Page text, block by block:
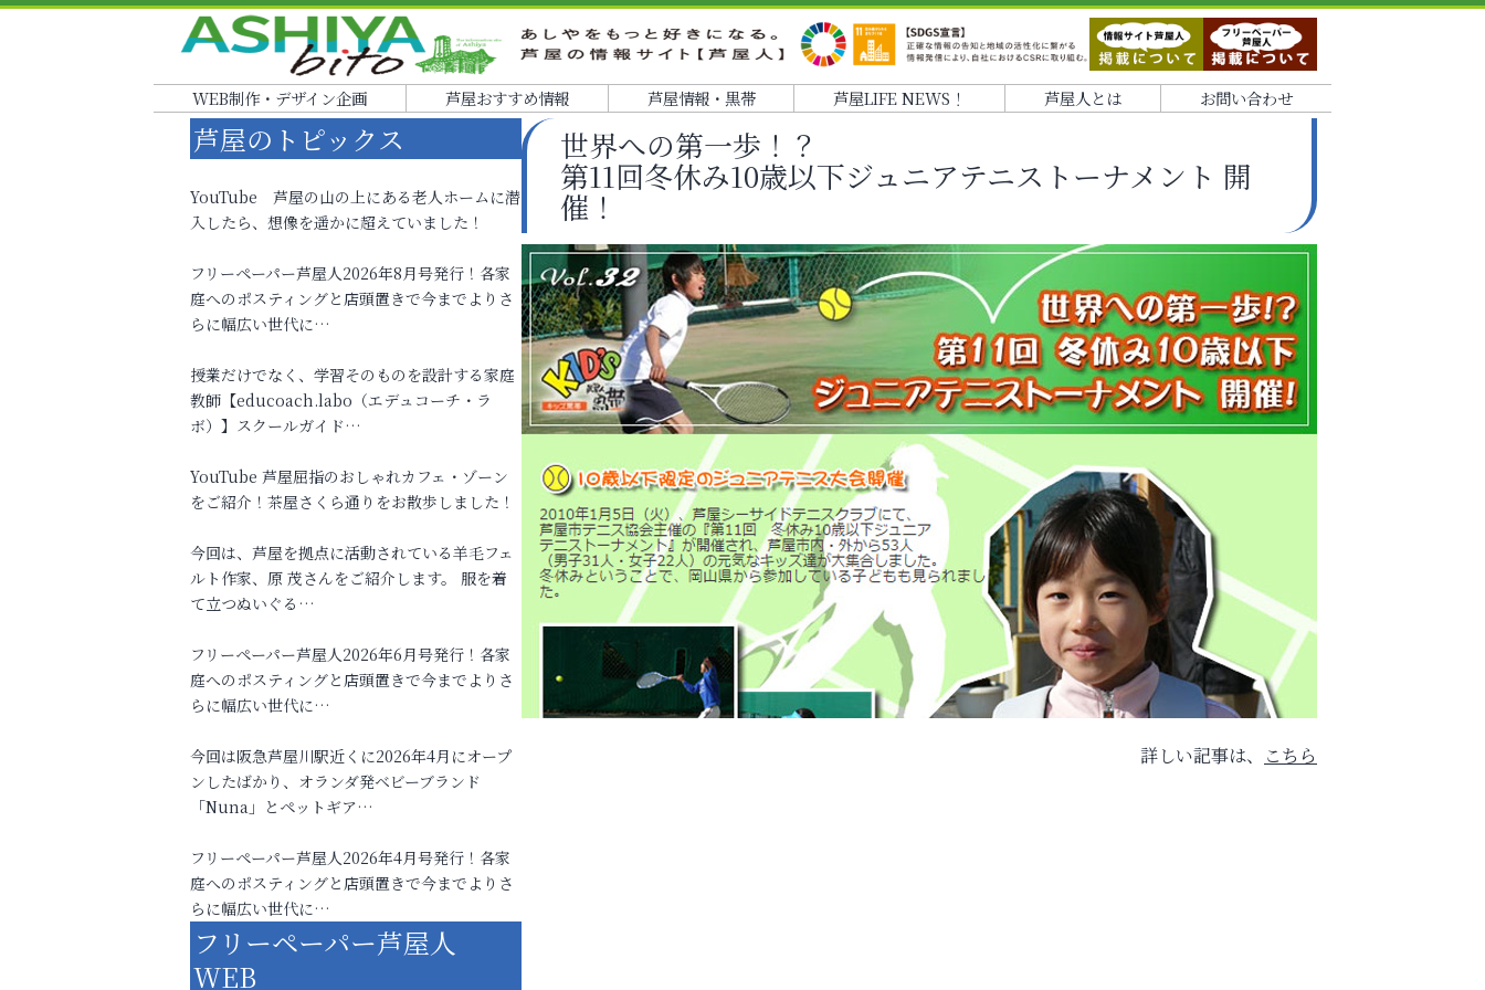
WEB制作・デザイン企画 芦屋おすすめ情報 芦屋情報・黒帯 芦屋LIFE NEWS！ 芦屋人とは お問い合わせ
世界への第一歩！？
第11回冬休み10歳以下ジュニアテニストーナメント 開
催！
詳しい記事は、 こちら
芦屋のトピックス
YouTube 芦屋の山の上にある老人ホームに潜
入したら、想像を遥かに超えていました！
フリーペーパー芦屋人2026年8月号発行！各家
庭へのポスティングと店頭置きで今までよりさ
らに幅広い世代に…
授業だけでなく、学習そのものを設計する家庭
教師【educoach.labo（エデュコーチ・ラ
ボ）】スクールガイド…
YouTube 芦屋屈指のおしゃれカフェ・ゾーン
をご紹介！茶屋さくら通りをお散歩しました！
今回は、芦屋を拠点に活動されている羊毛フェ
ルト作家、原 茂さんをご紹介します。 服を着
て立つぬいぐる…
フリーペーパー芦屋人2026年6月号発行！各家
庭へのポスティングと店頭置きで今までよりさ
らに幅広い世代に…
今回は阪急芦屋川駅近くに2026年4月にオープ
ンしたばかり、オランダ発ベビーブランド
「Nuna」とペットギア…
フリーペーパー芦屋人2026年4月号発行！各家
庭へのポスティングと店頭置きで今までよりさ
らに幅広い世代に…
フリーペーパー芦屋人
WEB